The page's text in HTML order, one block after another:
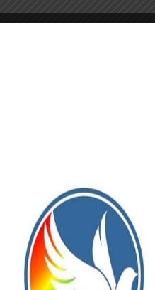
Rondelle 15 y Martín
Sebastián Bongiorni 18 y